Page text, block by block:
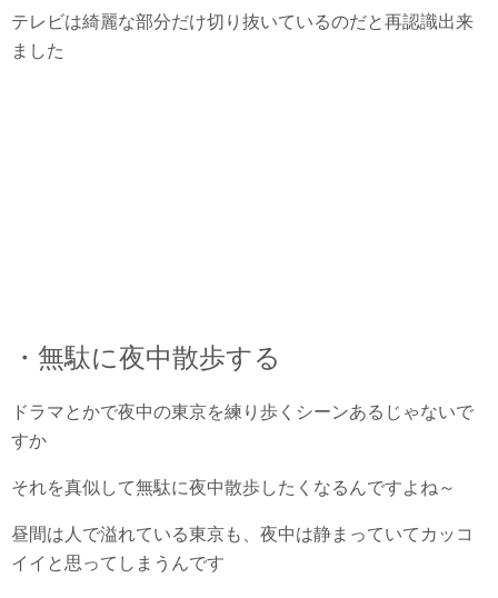
テレビは綺麗な部分だけ切り抜いているのだと再認識出来
ました
・無駄に夜中散歩する
ドラマとかで夜中の東京を練り歩くシーンあるじゃないで
すか
それを真似して無駄に夜中散歩したくなるんですよね～
昼間は人で溢れている東京も、夜中は静まっていてカッコ
イイと思ってしまうんです